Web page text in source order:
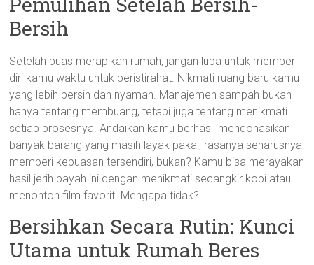
Bersih
Setelah puas merapikan rumah, jangan lupa untuk memberi
diri kamu waktu untuk beristirahat. Nikmati ruang baru kamu
yang lebih bersih dan nyaman. Manajemen sampah bukan
hanya tentang membuang, tetapi juga tentang menikmati
setiap prosesnya. Andaikan kamu berhasil mendonasikan
banyak barang yang masih layak pakai, rasanya seharusnya
memberi kepuasan tersendiri, bukan? Kamu bisa merayakan
hasil jerih payah ini dengan menikmati secangkir kopi atau
menonton film favorit. Mengapa tidak?
Bersihkan Secara Rutin: Kunci
Utama untuk Rumah Beres